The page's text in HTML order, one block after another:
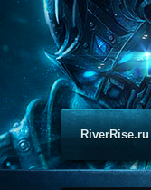
RiverRise.ru